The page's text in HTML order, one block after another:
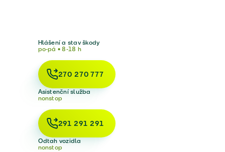
Hlášení a stav škody
po-pá • 8-18 h
270 270 777
Asistenční služba
nonstop
291 291 291
Odtah vozidla
nonstop